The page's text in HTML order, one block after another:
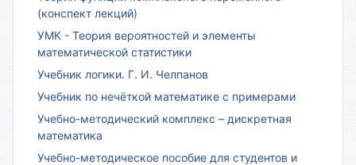
(конспект лекций)
УМК - Теория вероятностей и элементы
математической статистики
Учебник логики. Г. И. Челпанов
Учебник по нечёткой математике с примерами
Учебно-методический комплекс – дискретная
математика
Учебно-методическое пособие для студентов и